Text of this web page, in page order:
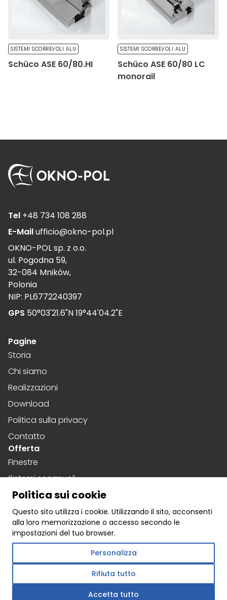
Politica sui cookie
Questo sito utilizza i cookie. Utilizzando il sito, acconsenti
alla loro memorizzazione o accesso secondo le
impostazioni del tuo browser.
Personalizza
Rifiuta tutto
Accetta tutto
SISTEMI SCORREVOLI ALU
Schüco ASE 60/80.HI
SISTEMI SCORREVOLI ALU
Schüco ASE 60/80 LC
monorail
Tel +48 734 108 288
E-Mailufficio@okno-pol.pl
OKNO-POL sp. z o.o.
ul. Pogodna 59,
32-084 Mników,
Polonia
NIP: PL6772240397
GPS 50°03'21.6"N 19°44'04.2"E
Pagine
Storia
Chi siamo
Realizzazioni
Download
Politica sulla privacy
Contatto
Offerta
Finestre
Sistemi scorrevoli
Porte
Social media
Facebook
Instagram